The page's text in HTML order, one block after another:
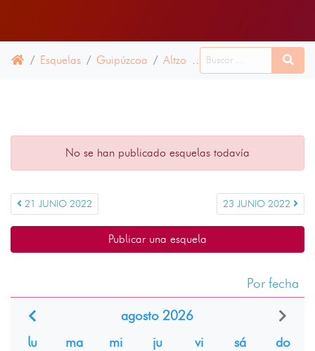
Esquelas Guipúzcoa Altzo 22 JUNIO 2022
No se han publicado esquelas todavía
21 JUNIO 2022 23 JUNIO 2022
Publicar una esquela
Por fecha
agosto 2026
lu
ma mi ju vi sá
do